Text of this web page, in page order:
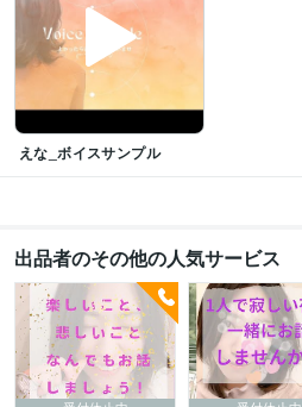
えな_ボイスサンプル
出品者のその他の人気サービス